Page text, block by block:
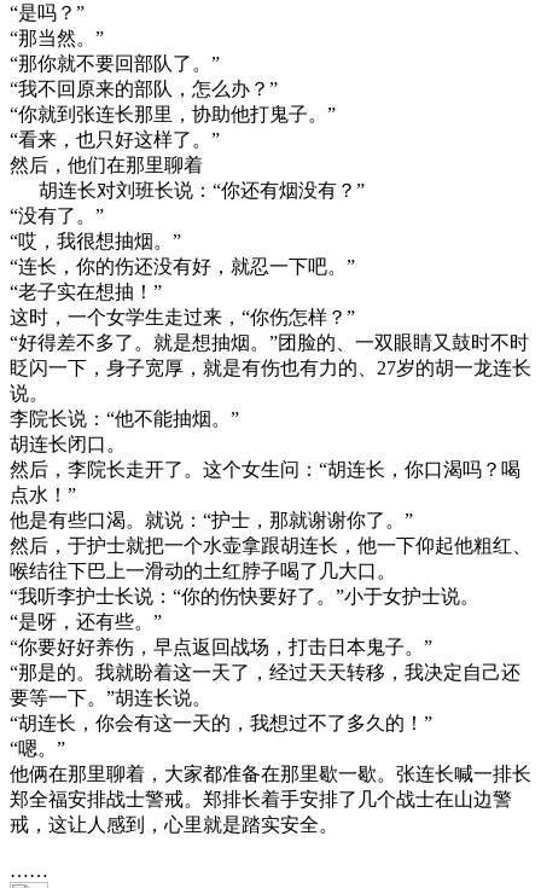
“是吗？”
“那当然。”
“那你就不要回部队了。”
“我不回原来的部队，怎么办？”
“你就到张连长那里，协助他打鬼子。”
“看来，也只好这样了。”
然后，他们在那里聊着
胡连长对刘班长说：“你还有烟没有？”
“没有了。”
“哎，我很想抽烟。”
“连长，你的伤还没有好，就忍一下吧。”
“老子实在想抽！”
这时，一个女学生走过来，“你伤怎样？”
“好得差不多了。就是想抽烟。”团脸的、一双眼睛又鼓时不时
眨闪一下，身子宽厚，就是有伤也有力的、27岁的胡一龙连长
说。
李院长说：“他不能抽烟。”
胡连长闭口。
然后，李院长走开了。这个女生问：“胡连长，你口渴吗？喝
点水！”
他是有些口渴。就说：“护士，那就谢谢你了。”
然后，于护士就把一个水壶拿跟胡连长，他一下仰起他粗红、
喉结往下巴上一滑动的土红脖子喝了几大口。
“我听李护士长说：“你的伤快要好了。”小于女护士说。
“是呀，还有些。”
“你要好好养伤，早点返回战场，打击日本鬼子。”
“那是的。我就盼着这一天了，经过天天转移，我决定自己还
要等一下。”胡连长说。
“胡连长，你会有这一天的，我想过不了多久的！”
“嗯。”
他俩在那里聊着，大家都准备在那里歇一歇。张连长喊一排长
郑全福安排战士警戒。郑排长着手安排了几个战士在山边警
戒，这让人感到，心里就是踏实安全。
……